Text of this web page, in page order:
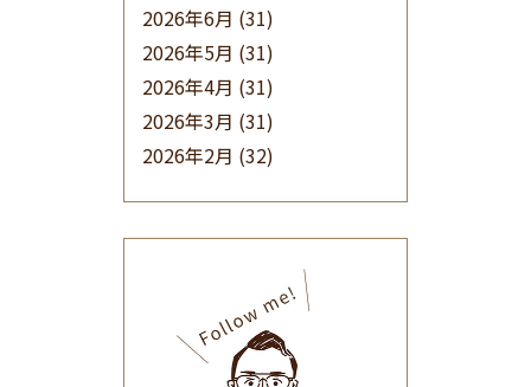
2026年6月 (31)
2026年5月 (31)
2026年4月 (31)
2026年3月 (31)
2026年2月 (32)
(32)
2025年9月(30)
2025年8月(31)